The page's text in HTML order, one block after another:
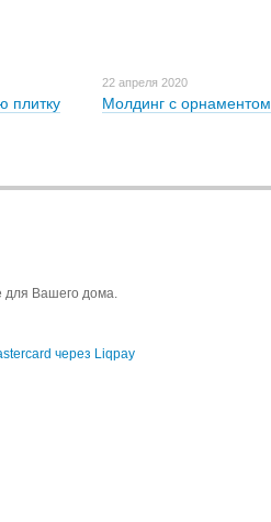
плитку
22 апреля 2020
Молдинг с орнаментом
Вашего дома.